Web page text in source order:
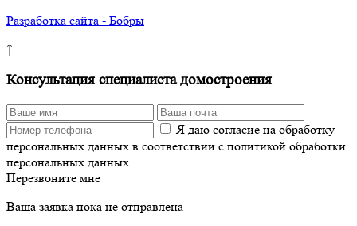
Разработка сайта - Бобры
↑
Консультация специалиста домостроения
Я даю согласие на обработку
персональных данных в соответствии с политикой обработки
персональных данных.
Перезвоните мне
Ваша заявка пока не отправлена